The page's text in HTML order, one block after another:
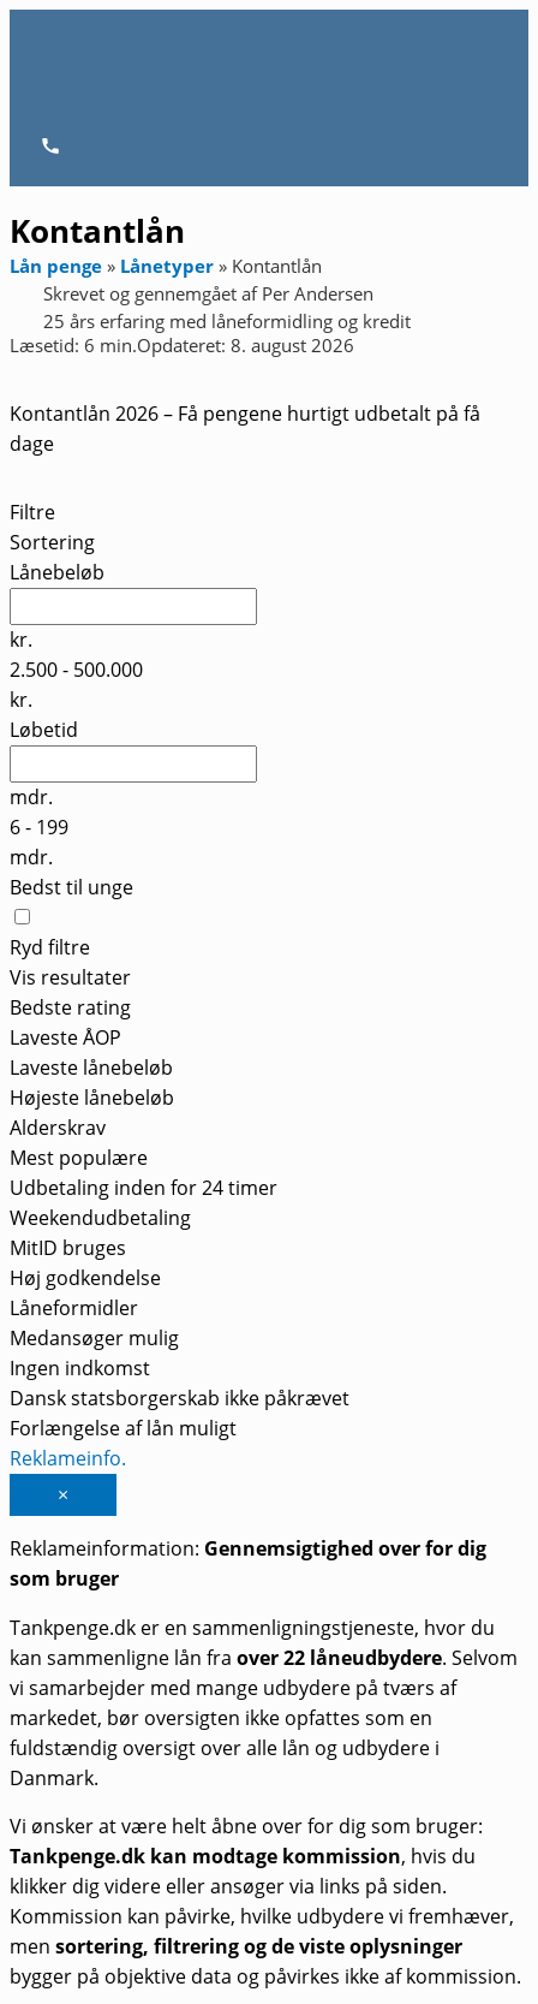
Kontantlån
Lån penge » Lånetyper » Kontantlån
Skrevet og gennemgået af Per Andersen
25 års erfaring med låneformidling og kredit
Læsetid: 6 min.Opdateret: 8. august 2026
Kontantlån 2026 – Få pengene hurtigt udbetalt på få
dage
Filtre
Sortering
Lånebeløb
kr.
2.500- 500.000
kr.
Løbetid
mdr.
6- 199
mdr.
Bedst til unge
Ryd filtre
Vis resultater
Bedste rating
Laveste ÅOP
Laveste lånebeløb
Højeste lånebeløb
Alderskrav
Mest populære
Udbetaling inden for 24 timer
Weekendudbetaling
MitID bruges
Høj godkendelse
Låneformidler
Medansøger mulig
Ingen indkomst
Dansk statsborgerskab ikke påkrævet
Forlængelse af lån muligt
Reklameinfo.
×
Reklameinformation: Gennemsigtighed over for dig
som bruger
Tankpenge.dk er en sammenligningstjeneste, hvor du
kan sammenligne lån fra over 22 låneudbydere. Selvom
vi samarbejder med mange udbydere på tværs af
markedet, bør oversigten ikke opfattes som en
fuldstændig oversigt over alle lån og udbydere i
Danmark.
Vi ønsker at være helt åbne over for dig som bruger:
Tankpenge.dk kan modtage kommission, hvis du
klikker dig videre eller ansøger via links på siden.
Kommission kan påvirke, hvilke udbydere vi fremhæver,
men sortering, filtrering og de viste oplysninger
bygger på objektive data og påvirkes ikke af kommission.